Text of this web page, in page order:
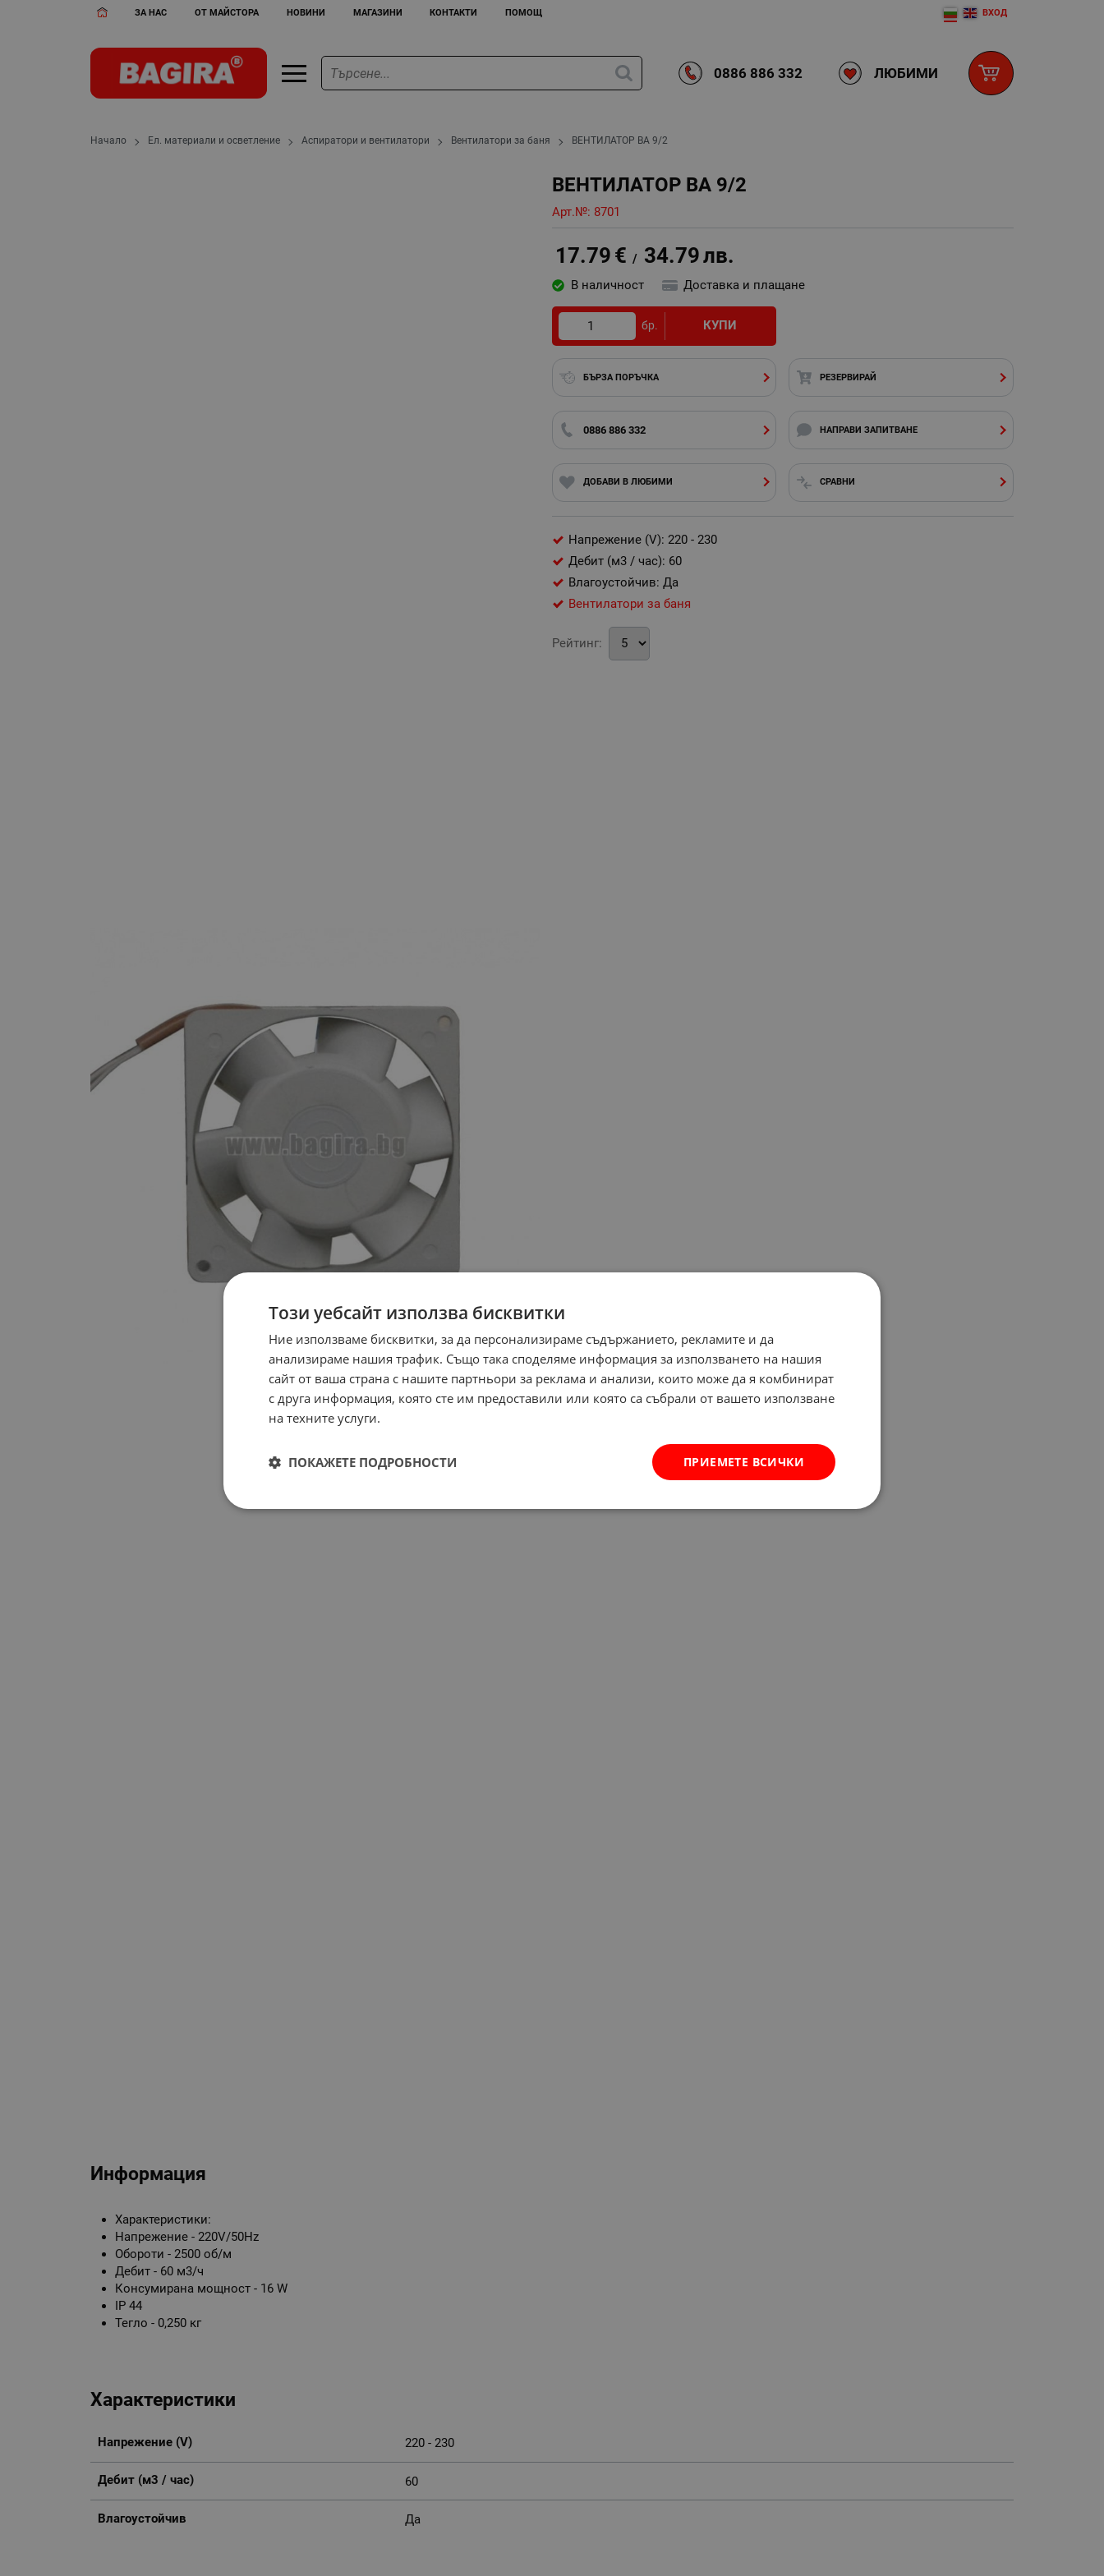
ЗА НАС ОТ МАЙСТОРА НОВИНИ МАГАЗИНИ КОНТАКТИ ПОМОЩ ВХОД
0886 886 332 ЛЮБИМИ
Начало Ел. материали и осветление Аспиратори и вентилатори Вентилатори за баня ВЕНТИЛАТОР ВА 9/2
ВЕНТИЛАТОР ВА 9/2
Арт.№: 8701
17.79 € / 34.79лв.
В наличност Доставка и плащане
бр. КУПИ
БЪРЗА ПОРЪЧКА РЕЗЕРВИРАЙ
0886 886 332 НАПРАВИ ЗАПИТВАНЕ
ДОБАВИ В ЛЮБИМИ СРАВНИ
Напрежение (V): 220 - 230
Дебит (м3 / час): 60
Влагоустойчив: Да
Вентилатори за баня
Рейтинг:
Информация
Характеристики:
Напрежение - 220V/50Hz
Обороти - 2500 об/м
Дебит - 60 м3/ч
Консумирана мощност - 16 W
IP 44
Тегло - 0,250 кг
Характеристики
Напрежение (V) 220 - 230
Дебит (м3 / час) 60
Влагоустойчив Да
Този уебсайт използва бисквитки
Ние използваме бисквитки, за да персонализираме съдържанието, рекламите и да
анализираме нашия трафик. Също така споделяме информация за използването на нашия
сайт от ваша страна с нашите партньори за реклама и анализи, които може да я комбинират
с друга информация, която сте им предоставили или която са събрали от вашето използване
на техните услуги.
ПРИЕМЕТЕ ВСИЧКИ
ПОКАЖЕТЕ ПОДРОБНОСТИ